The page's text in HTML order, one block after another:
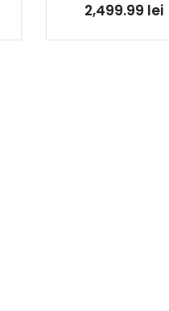
2,499.99 lei